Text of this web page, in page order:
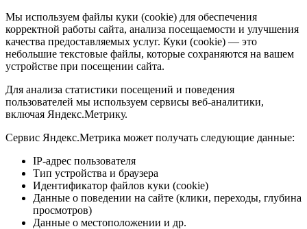
Мы используем файлы куки (cookie) для обеспечения
корректной работы сайта, анализа посещаемости и улучшения
качества предоставляемых услуг. Куки (cookie) — это
небольшие текстовые файлы, которые сохраняются на вашем
устройстве при посещении сайта.
Для анализа статистики посещений и поведения
пользователей мы используем сервисы веб-аналитики,
включая Яндекс.Метрику.
Сервис Яндекс.Метрика может получать следующие данные:
IP-адрес пользователя
Тип устройства и браузера
Идентификатор файлов куки (cookie)
Данные о поведении на сайте (клики, переходы, глубина
просмотров)
Данные о местоположении и др.